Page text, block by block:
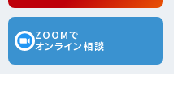
ZOOMで
オンライン相談